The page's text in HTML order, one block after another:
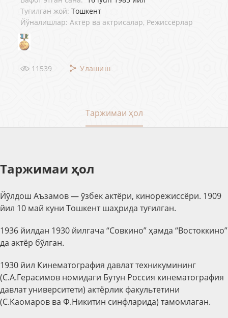
Туғилган жой: Тошкент
Йўналишлар: Актёр ва актрисалар, Режиссёрлар
11539 Улашиш
Таржимаи ҳол
Таржимаи ҳол
Йўлдош Аъзамов — ўзбек актёри, кинорежиссёри. 1909
йил 10 май куни Тошкент шаҳрида туғилган.
1936 йилдан 1930 йилгача “Совкино” ҳамда “Востоккино”
да актёр бўлган.
1930 йил Кинематография давлат техникумининг
(С.А.Герасимов номидаги Бутун Россия кинематография
давлат университети) актёрлик факультетини
(С.Каомаров ва Ф.Никитин синфларида) тамомлаган.